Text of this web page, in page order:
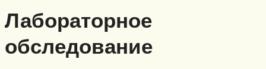
Лабораторное
обследование